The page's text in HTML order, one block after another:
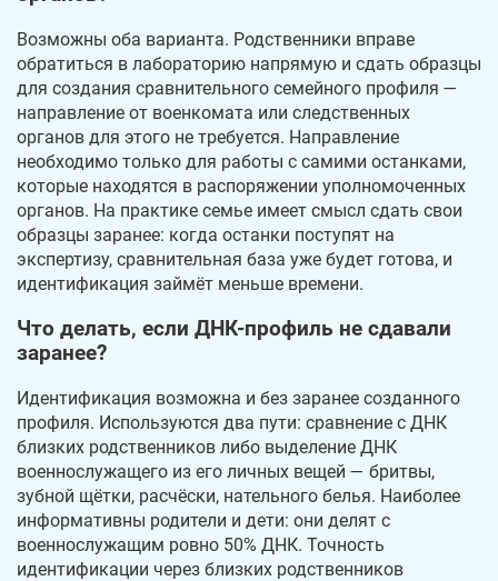
Возможны оба варианта. Родственники вправе
обратиться в лабораторию напрямую и сдать образцы
для создания сравнительного семейного профиля —
направление от военкомата или следственных
органов для этого не требуется. Направление
необходимо только для работы с самими останками,
которые находятся в распоряжении уполномоченных
органов. На практике семье имеет смысл сдать свои
образцы заранее: когда останки поступят на
экспертизу, сравнительная база уже будет готова, и
идентификация займёт меньше времени.
Что делать, если ДНК-профиль не сдавали
заранее?
Идентификация возможна и без заранее созданного
профиля. Используются два пути: сравнение с ДНК
близких родственников либо выделение ДНК
военнослужащего из его личных вещей — бритвы,
зубной щётки, расчёски, нательного белья. Наиболее
информативны родители и дети: они делят с
военнослужащим ровно 50% ДНК. Точность
идентификации через близких родственников